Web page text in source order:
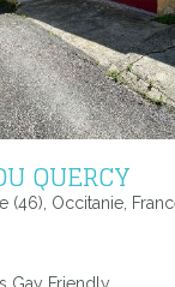
QUERCY
(46), Occitanie,